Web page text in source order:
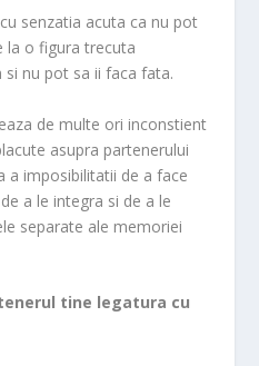
senzatia acuta ca nu pot
la o figura trecuta
si nu pot sa ii faca fata.
de multe ori inconstient
asupra partenerului
a imposibilitatii de a face
a le integra si de a le
separate ale memoriei
tine legatura cu